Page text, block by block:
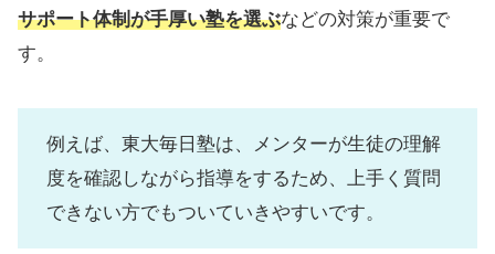
サポート体制が手厚い塾を選ぶなどの対策が重要で
す。
例えば、東大毎日塾は、メンターが生徒の理解
度を確認しながら指導をするため、上手く質問
できない方でもついていきやすいです。